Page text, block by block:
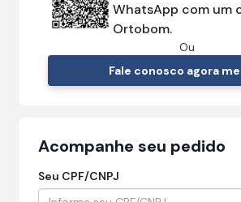
WhatsApp com um
Ortobom.
Ou
Fale conosco agora
Acompanhe seu pedido
Seu CPF/CNPJ